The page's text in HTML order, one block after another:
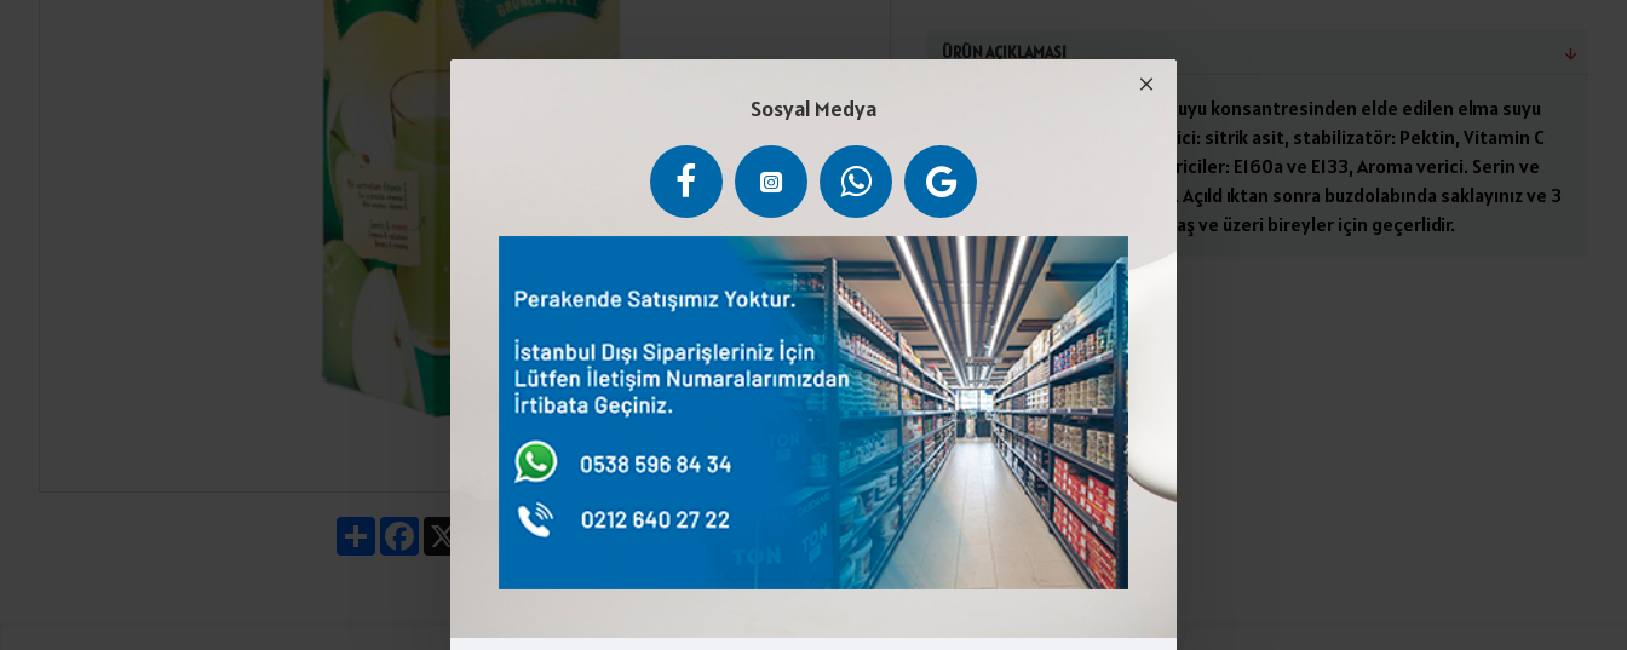
Sosyal Medya
ShareFacebook Pinterest
WhatsApp
Email
ÜRÜN AÇIKLAMASI
Su, elma püresi %20, elma suyu konsantresinden elde edilen elma suyu
%20, şeker, asitlik düzenleyici: sitrik asit, stabilizatör: Pektin, Vitamin C
(L-Askorbik asit), Renklendiriciler: E160a ve E133, Aroma verici. Serin ve
kuru yerde muhafaza ediniz. Açıld ıktan sonra buzdolabında saklayınız ve 3
gün içinde tüketilmelidir.4 yaş ve üzeri bireyler için geçerlidir.